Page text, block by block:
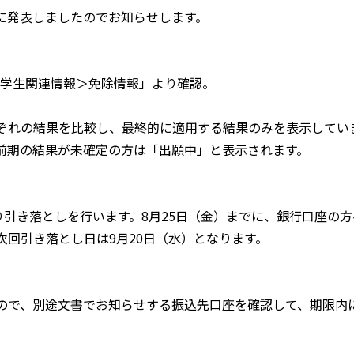
表しましたのでお知らせします。
関連情報＞免除情報」より確認。
の結果を比較し、最終的に適用する結果のみを表示してい
の結果が未確定の方は「出願中」と表示されます。
き落としを行います。8月25日（金）までに、銀行口座の
引き落とし日は9月20日（水）となります。
、別途文書でお知らせする振込先口座を確認して、期限内